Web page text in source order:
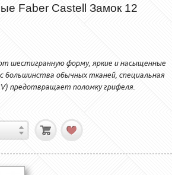
Faber Castell Замок 12
шестигранную форму, яркие и насыщенные
обычных тканей, специальная
предотвращает поломку грифеля.